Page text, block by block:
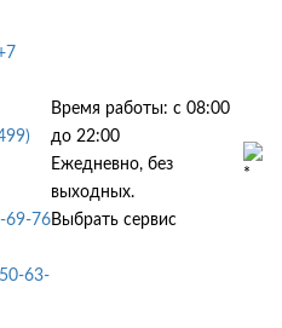
69-76
63-
Время работы: с 08:00
до 22:00
Ежедневно, без
выходных.
Выбрать сервис